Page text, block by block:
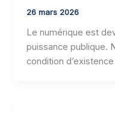
26 mars 2026
Le numérique est
puissance publique.
condition